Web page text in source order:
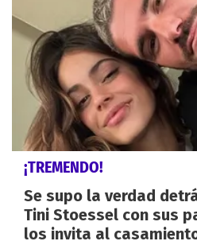
¡TREMENDO!
Se supo la verdad
Tini Stoessel con sus
los invita al